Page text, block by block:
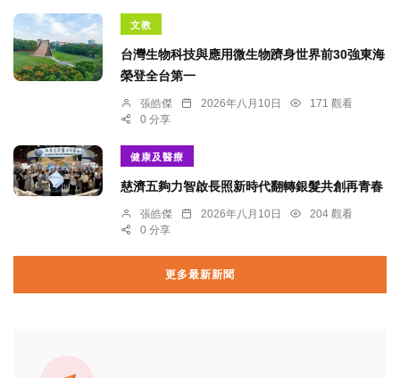
文教
台灣生物科技與應用微生物躋身世界前30強東海
榮登全台第一
張皓傑 2026年八月10日
171 觀看
0 分享
健康及醫療
慈濟五夠力智啟長照新時代翻轉銀髮共創再青春
張皓傑 2026年八月10日
204 觀看
0 分享
更多最新新聞